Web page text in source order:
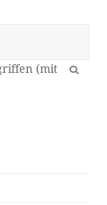
OK